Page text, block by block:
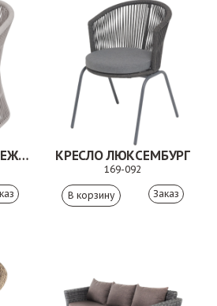
КРЕСЛО РОМАНО БЕЖЕВЫЙ КРЕСЛО ЛЮКСЕМБУРГ
169-092
Заказ